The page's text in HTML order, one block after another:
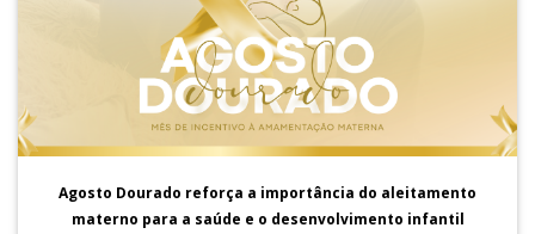
Agosto Dourado reforça a importância do aleitamento
materno para a saúde e o desenvolvimento infantil